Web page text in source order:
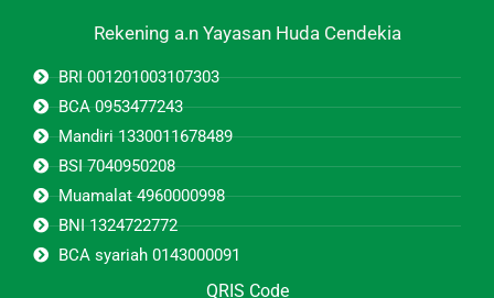
Rekening a.n Yayasan Huda Cendekia
BRI 001201003107303
BCA 0953477243
Mandiri 1330011678489
BSI 7040950208
Muamalat 4960000998
BNI 1324722772
BCA syariah 0143000091
QRIS Code